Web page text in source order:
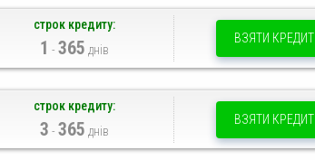
строк кредиту:
1 -365 днів
ВЗЯТИ КРЕДИТ
строк кредиту:
3 -365 днів
ВЗЯТИ КРЕДИТ